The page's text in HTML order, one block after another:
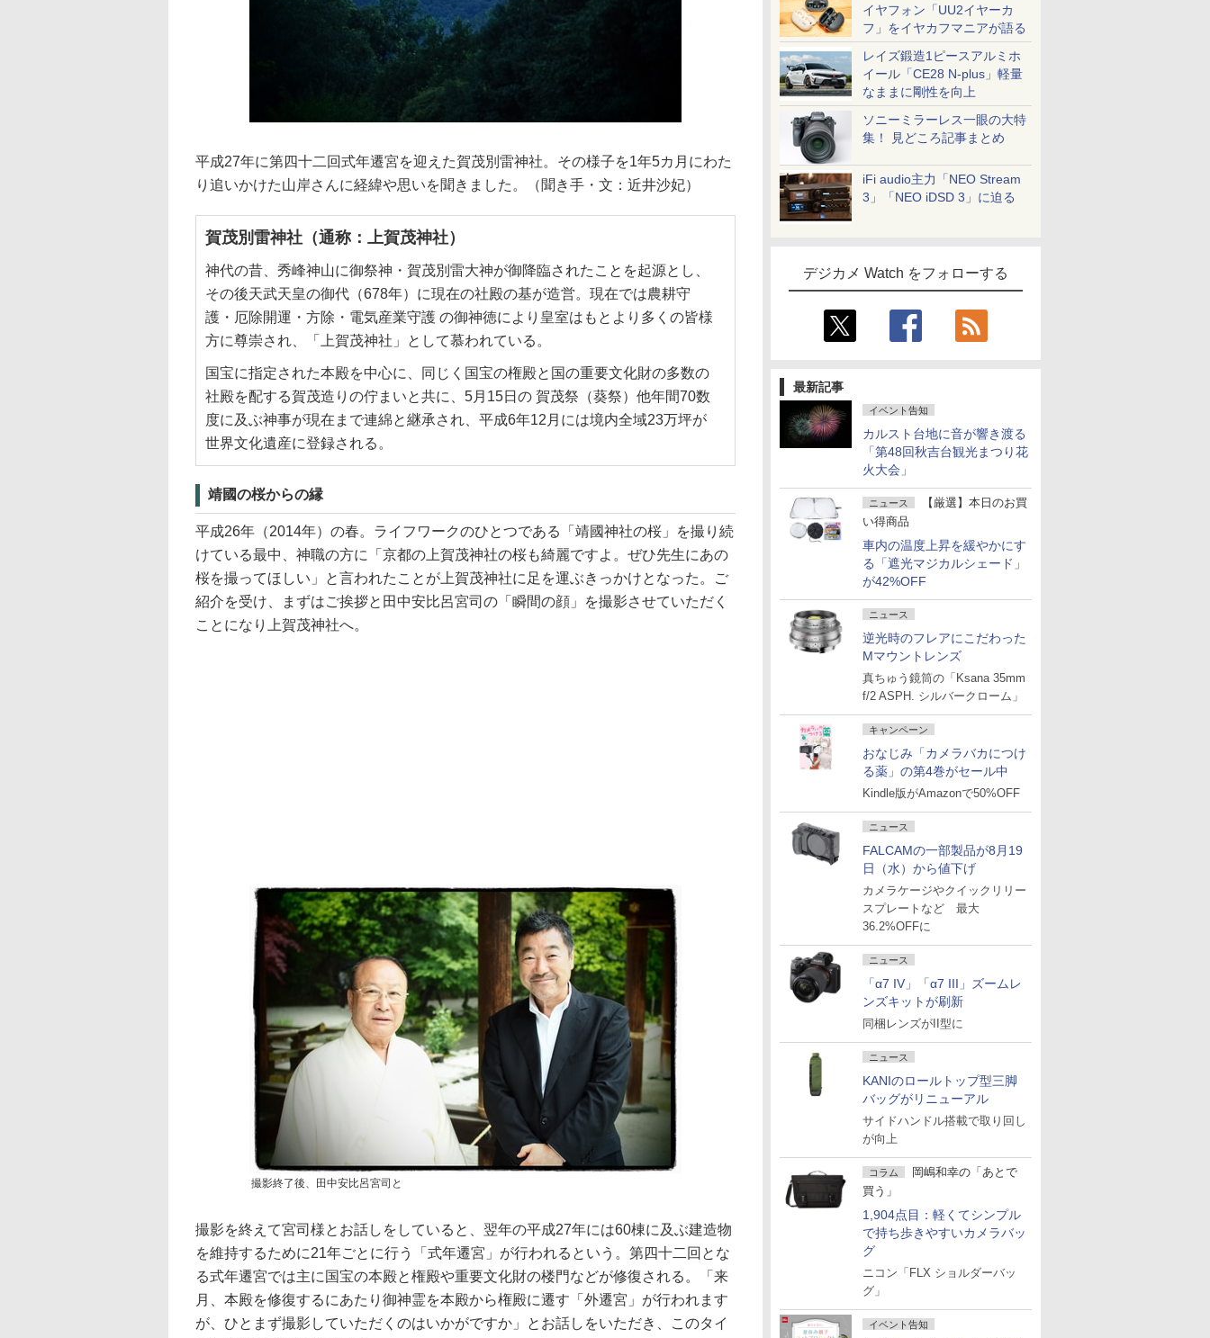
イヤフォン「UU2イヤーカ
フ」をイヤカフマニアが語る
レイズ鍛造1ピースアルミホ
イール「CE28 N-plus」軽量
なままに剛性を向上
ソニーミラーレス一眼の大特
集！ 見どころ記事まとめ
iFi audio主力「NEO Stream
3」「NEO iDSD 3」に迫る
デジカメ Watch をフォローする
最新記事
イベント告知
カルスト台地に音が響き渡る
「第48回秋吉台観光まつり花
火大会」
ニュース
【厳選】本日のお買
い得商品
車内の温度上昇を緩やかにす
る「遮光マジカルシェード」
が42%OFF
ニュース
逆光時のフレアにこだわった
Mマウントレンズ
真ちゅう鏡筒の「Ksana 35mm
f/2 ASPH. シルバークローム」
キャンペーン
おなじみ「カメラバカにつけ
る薬」の第4巻がセール中
Kindle版がAmazonで50%OFF
ニュース
FALCAMの一部製品が8月19
日（水）から値下げ
カメラケージやクイックリリー
スプレートなど 最大
36.2%OFFに
ニュース
「α7 IV」「α7 III」ズームレ
ンズキットが刷新
同梱レンズがII型に
ニュース
KANIのロールトップ型三脚
バッグがリニューアル
サイドハンドル搭載で取り回し
が向上
コラム
岡嶋和幸の「あとで
買う」
1,904点目：軽くてシンプル
で持ち歩きやすいカメラバッ
グ
ニコン「FLX ショルダーバッ
グ」
イベント告知
平成27年に第四十二回式年遷宮を迎えた賀茂別雷神社。その様子を1年5カ月にわた
り追いかけた山岸さんに経緯や思いを聞きました。（聞き手・文：近井沙妃）
賀茂別雷神社（通称：上賀茂神社）
神代の昔、秀峰神山に御祭神・賀茂別雷大神が御降臨されたことを起源とし、
その後天武天皇の御代（678年）に現在の社殿の基が造営。現在では農耕守
護・厄除開運・方除・電気産業守護 の御神徳により皇室はもとより多くの皆様
方に尊崇され、「上賀茂神社」として慕われている。
国宝に指定された本殿を中心に、同じく国宝の権殿と国の重要文化財の多数の
社殿を配する賀茂造りの佇まいと共に、5月15日の 賀茂祭（葵祭）他年間70数
度に及ぶ神事が現在まで連綿と継承され、平成6年12月には境内全域23万坪が
世界文化遺産に登録される。
靖國の桜からの縁
平成26年（2014年）の春。ライフワークのひとつである「靖國神社の桜」を撮り続
けている最中、神職の方に「京都の上賀茂神社の桜も綺麗ですよ。ぜひ先生にあの
桜を撮ってほしい」と言われたことが上賀茂神社に足を運ぶきっかけとなった。ご
紹介を受け、まずはご挨拶と田中安比呂宮司の「瞬間の顔」を撮影させていただく
ことになり上賀茂神社へ。
撮影終了後、田中安比呂宮司と
撮影を終えて宮司様とお話しをしていると、翌年の平成27年には60棟に及ぶ建造物
を維持するために21年ごとに行う「式年遷宮」が行われるという。第四十二回とな
る式年遷宮では主に国宝の本殿と権殿や重要文化財の楼門などが修復される。「来
月、本殿を修復するにあたり御神霊を本殿から権殿に遷す「外遷宮」が行われます
が、ひとまず撮影していただくのはいかがですか」とお話しをいただき、このタイ